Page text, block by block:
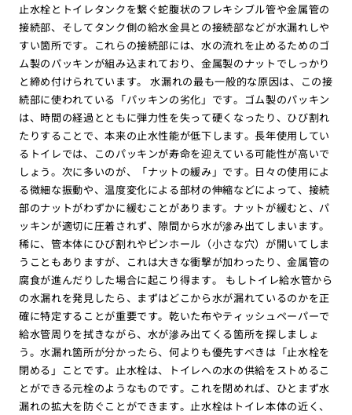
止水栓とトイレタンクを繋ぐ蛇腹状のフレキシブル管や金属管の
接続部、そしてタンク側の給水金具との接続部などが水漏れしや
すい箇所です。これらの接続部には、水の流れを止めるためのゴ
ム製のパッキンが組み込まれており、金属製のナットでしっかり
と締め付けられています。 水漏れの最も一般的な原因は、この接
続部に使われている「パッキンの劣化」です。ゴム製のパッキン
は、時間の経過とともに弾力性を失って硬くなったり、ひび割れ
たりすることで、本来の止水性能が低下します。長年使用してい
るトイレでは、このパッキンが寿命を迎えている可能性が高いで
しょう。次に多いのが、「ナットの緩み」です。日々の使用によ
る微細な振動や、温度変化による部材の伸縮などによって、接続
部のナットがわずかに緩むことがあります。ナットが緩むと、パ
ッキンが適切に圧着されず、隙間から水が滲み出てしまいます。
稀に、管本体にひび割れやピンホール（小さな穴）が開いてしま
うこともありますが、これは大きな衝撃が加わったり、金属管の
腐食が進んだりした場合に起こり得ます。 もしトイレ給水管から
の水漏れを発見したら、まずはどこから水が漏れているのかを正
確に特定することが重要です。乾いた布やティッシュペーパーで
給水管周りを拭きながら、水が滲み出てくる箇所を探しましょ
う。水漏れ箇所が分かったら、何よりも優先すべきは「止水栓を
閉める」ことです。止水栓は、トイレへの水の供給をストめるこ
とができる元栓のようなものです。これを閉めれば、ひとまず水
漏れの拡大を防ぐことができます。止水栓はトイレ本体の近く、